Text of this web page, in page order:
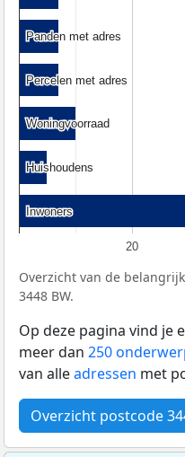
20
Panden met adres
Panden met adres
Percelen met adres
Percelen met adres
Woningvoorraad
Woningvoorraad
Huishoudens
Huishoudens
Inwoners
Inwoners
Overzicht van de
3448 BW.
Op deze pagina vind je
meer dan 250
van alleadressen met
Overzicht postcode